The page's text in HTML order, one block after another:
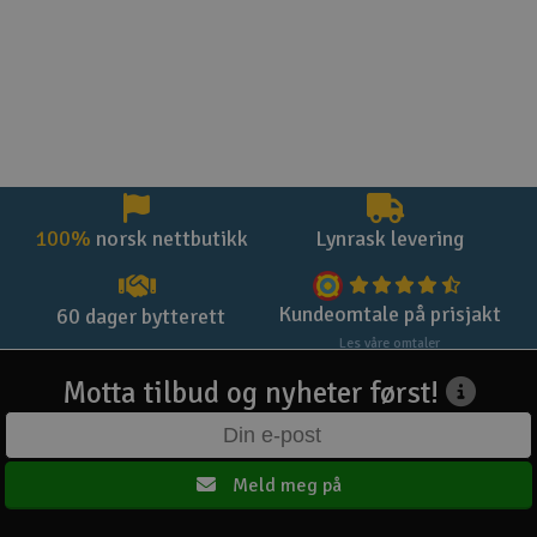
100% norsk nettbutikk Lynrask levering
60 dager bytterett Kundeomtale på prisjakt
Les våre omtaler
Motta tilbud og nyheter først!
Meld meg på